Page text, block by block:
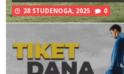
28 STUDENOGA, 2025 0